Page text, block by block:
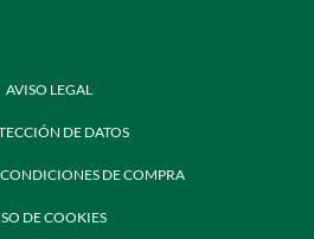
AVISO LEGAL
DE DATOS
DE COMPRA
DE COOKIES